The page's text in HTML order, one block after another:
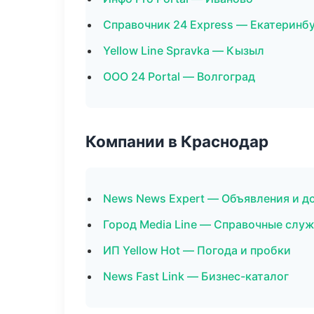
Справочник 24 Express —
Yellow Line Spravka — Кызыл
ООО 24 Portal — Волгоград
Компании в Краснодар
News News Expert — Объявления и
Город Media Line — Справочные
ИП Yellow Hot — Погода и пробки
News Fast Link — Бизнес-каталог